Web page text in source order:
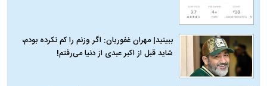
ببینید| مهران غفوریان: اگر وزنم را کم نکرده بودم،
شاید قبل از اکبر عبدی از دنیا می‌رفتم!